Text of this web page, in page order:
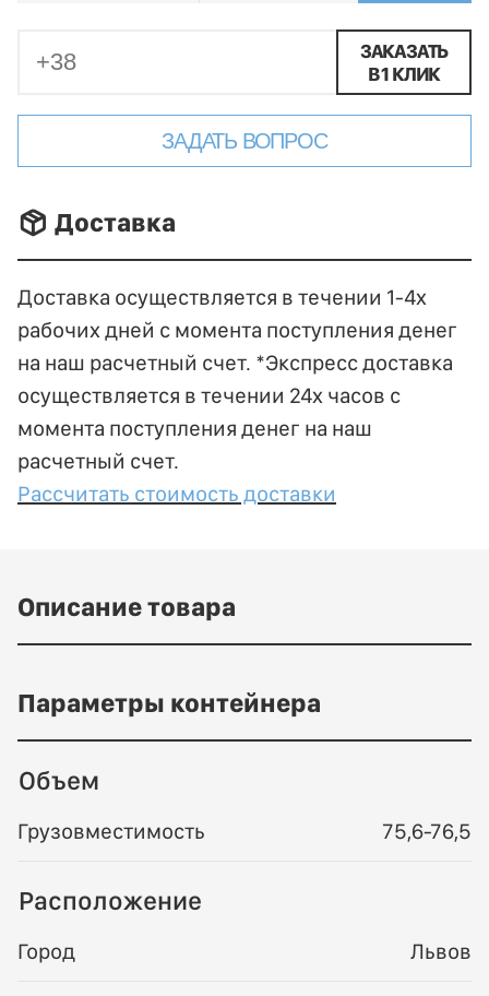
ЗАКАЗАТЬ
В 1 КЛИК
ЗАДАТЬ ВОПРОС
􀐚 Доставка
Доставка осуществляется в течении 1-4х
рабочих дней с момента поступления денег
на наш расчетный счет. *Экспресс доставка
осуществляется в течении 24х часов с
момента поступления денег на наш
расчетный счет.
Рассчитать стоимость доставки
Параметры контейнера
Объем
Грузовместимость 75,6-76,5
Расположение
Город Львов
Описание товара